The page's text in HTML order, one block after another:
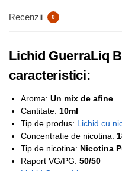
Recenzii 0
Lichid GuerraLiq
caracteristici:
Aroma: Un mix de afine
Cantitate: 10ml
Tip de produs: Lichid cu
Concentratie de nicotina:
Tip de nicotina: Nicotina
Raport VG/PG: 50/50